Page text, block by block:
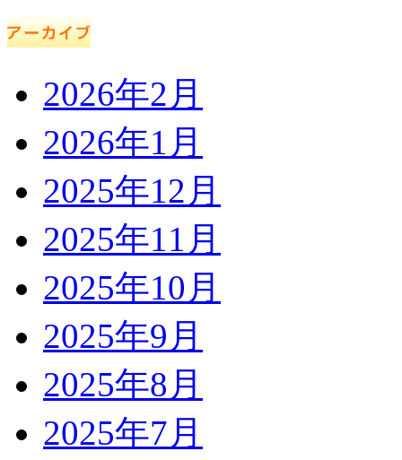
2026年2月
2026年1月
2025年12月
2025年11月
2025年10月
2025年9月
2025年8月
2025年7月